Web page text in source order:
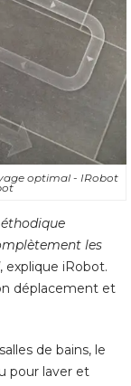
optimal - IRobot
les
, explique iRobot.
déplacement et
de bains, le
pour laver et